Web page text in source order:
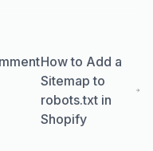
How to Add a
Sitemap to
robots.txt in
Shopify